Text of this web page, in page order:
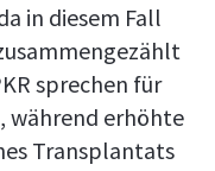
in diesem Fall
sprechen für
während erhöhte
Transplantats